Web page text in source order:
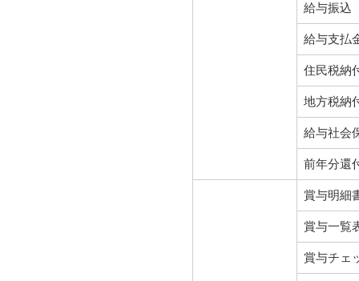
給与振込
給与支払
住民税納
地方税納
給与社会
前年分還
賞与明細
賞与一覧
賞与チェ